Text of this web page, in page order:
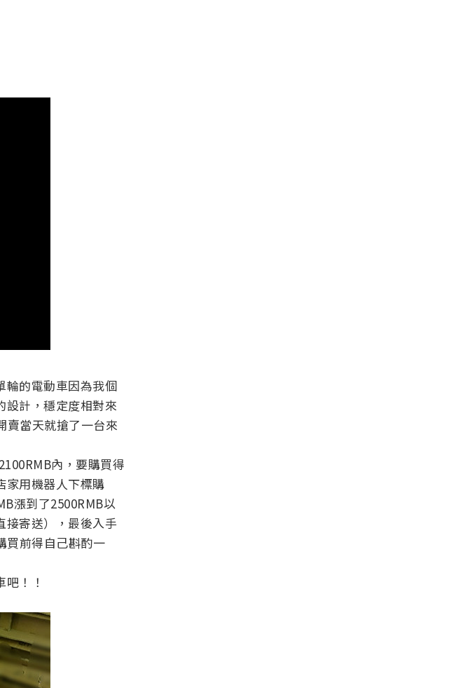
輪的電動車因為我個
設計，穩定度相對來
賣當天就搶了一台來
內，要購買得
家用機器人下標購
漲到了2500RMB以
接寄送），最後入手
買前得自己斟酌一
！！